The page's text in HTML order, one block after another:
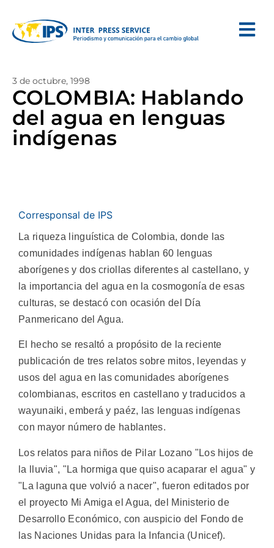
3 de octubre, 1998
COLOMBIA: Hablando
del agua en lenguas
indígenas
Corresponsal de IPS
La riqueza linguística de Colombia, donde las
comunidades indígenas hablan 60 lenguas
aborígenes y dos criollas diferentes al castellano, y
la importancia del agua en la cosmogonía de esas
culturas, se destacó con ocasión del Día
Panmericano del Agua.
El hecho se resaltó a propósito de la reciente
publicación de tres relatos sobre mitos, leyendas y
usos del agua en las comunidades aborígenes
colombianas, escritos en castellano y traducidos a
wayunaiki, emberá y paéz, las lenguas indígenas
con mayor número de hablantes.
Los relatos para niños de Pilar Lozano "Los hijos de
la lluvia", "La hormiga que quiso acaparar el agua" y
"La laguna que volvió a nacer", fueron editados por
el proyecto Mi Amiga el Agua, del Ministerio de
Desarrollo Económico, con auspicio del Fondo de
las Naciones Unidas para la Infancia (Unicef).